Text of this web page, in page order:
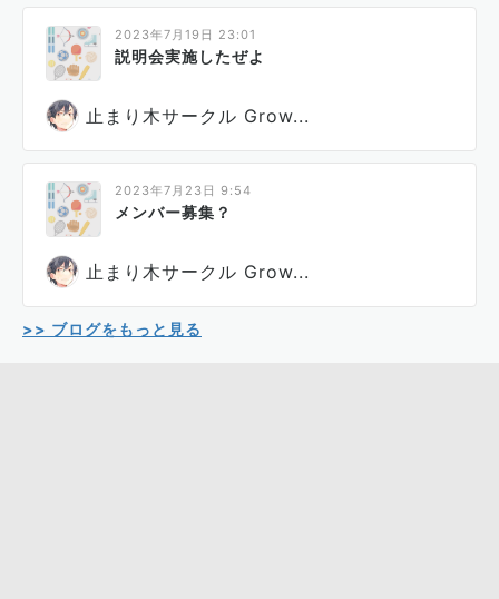
2023年7月19日 23:01
説明会実施したぜよ
止まり木サークル Grow...
2023年7月23日 9:54
メンバー募集？
止まり木サークル Grow...
>> ブログをもっと見る